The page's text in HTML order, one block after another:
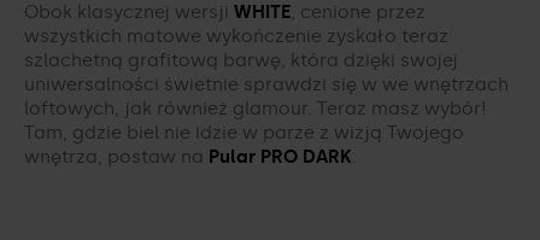
Obok klasycznej wersji WHITE, cenione przez
wszystkich matowe wykończenie zyskało teraz
szlachetną grafitową barwę, która dzięki swojej
uniwersalności świetnie sprawdzi się w we wnętrzach
loftowych, jak również glamour. Teraz masz wybór!
Tam, gdzie biel nie idzie w parze z wizją Twojego
wnętrza, postaw na Pular PRO DARK